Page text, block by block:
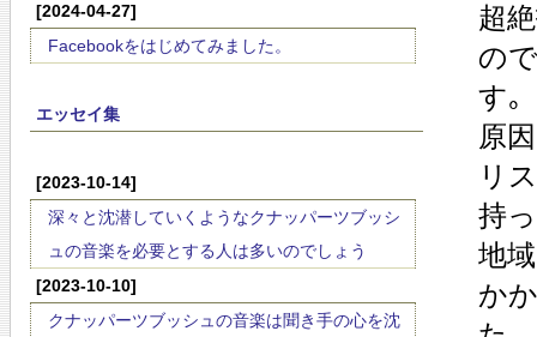
[2024-04-27]
Facebookをはじめてみました。
エッセイ集
[2023-10-14]
深々と沈潜していくようなクナッパーツブッシ
ュの音楽を必要とする人は多いのでしょう
[2023-10-10]
クナッパーツブッシュの音楽は聞き手の心を沈
超
の
す｡
原
リ
持
地
か